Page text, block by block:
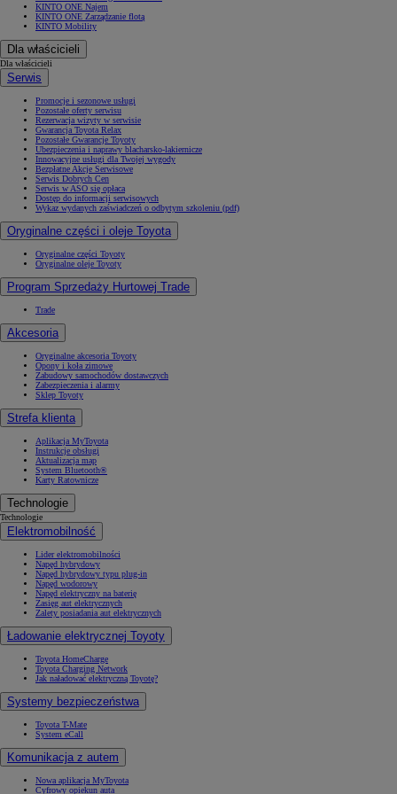
KINTO ONE Najem
KINTO ONE Zarządzanie flotą
KINTO Mobility
Dla właścicieli
Dla właścicieli
Serwis
Promocje i sezonowe usługi
Pozostałe oferty serwisu
Rezerwacja wizyty w serwisie
Gwarancja Toyota Relax
Pozostałe Gwarancje Toyoty
Ubezpieczenia i naprawy blacharsko-lakiernicze
Innowacyjne usługi dla Twojej wygody
Bezpłatne Akcje Serwisowe
Serwis Dobrych Cen
Serwis w ASO się opłaca
Dostęp do informacji serwisowych
Wykaz wydanych zaświadczeń o odbytym szkoleniu (pdf)
Oryginalne części i oleje Toyota
Oryginalne części Toyoty
Oryginalne oleje Toyoty
Program Sprzedaży Hurtowej Trade
Trade
Akcesoria
Oryginalne akcesoria Toyoty
Opony i koła zimowe
Zabudowy samochodów dostawczych
Zabezpieczenia i alarmy
Sklep Toyoty
Strefa klienta
Aplikacja MyToyota
Instrukcje obsługi
Aktualizacja map
System Bluetooth®
Karty Ratownicze
Technologie
Technologie
Elektromobilność
Lider elektromobilności
Napęd hybrydowy
Napęd hybrydowy typu plug-in
Napęd wodorowy
Napęd elektryczny na baterię
Zasięg aut elektrycznych
Zalety posiadania aut elektrycznych
Ładowanie elektrycznej Toyoty
Toyota HomeCharge
Toyota Charging Network
Jak naładować elektryczną Toyotę?
Systemy bezpieczeństwa
Toyota T-Mate
System eCall
Komunikacja z autem
Nowa aplikacja MyToyota
Cyfrowy opiekun auta